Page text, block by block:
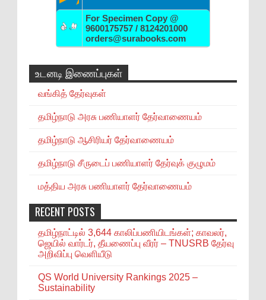
For Specimen Copy @
9600175757 / 8124201000
orders@surabooks.com
உடனடி இணைப்புகள்
வங்கித் தேர்வுகள்
தமிழ்நாடு அரசு பணியாளர் தேர்வாணையம்
தமிழ்நாடு ஆசிரியர் தேர்வாணையம்
தமிழ்நாடு சீருடைப் பணியாளர் தேர்வுக் குழுமம்
மத்திய அரசு பணியாளர் தேர்வாணையம்
RECENT POSTS
தமிழ்நாட்டில் 3,644 காலிப்பணியிடங்கள்; காவலர்,
ஜெயில் வார்டர், தீயணைப்பு வீரர் – TNUSRB தேர்வு
அறிவிப்பு வெளியீடு
QS World University Rankings 2025 –
Sustainability